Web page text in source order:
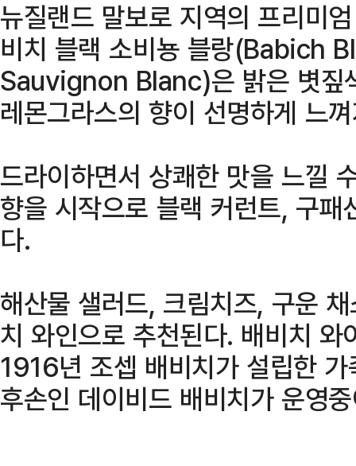
뉴질랜드 말보로 지역의 프리미
비치 블랙 소비뇽 블랑(Babich
Sauvignon Blanc)은 밝은 볏짚
레몬그라스의 향이 선명하게 느
드라이하면서 상쾌한 맛을 느낄
향을 시작으로 블랙 커런트, 구
다.
해산물 샐러드, 크림치즈, 구운
치 와인으로 추천된다. 배비치
1916년 조셉 배비치가 설립한
후손인 데이비드 배비치가 운영